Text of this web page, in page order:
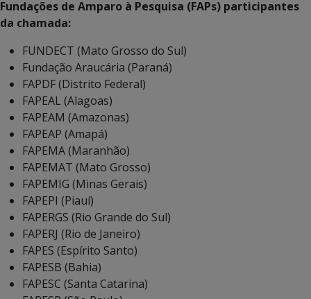
Fundações de Amparo à Pesquisa (FAPs) participantes
da chamada:
FUNDECT (Mato Grosso do Sul)
Fundação Araucária (Paraná)
FAPDF (Distrito Federal)
FAPEAL (Alagoas)
FAPEAM (Amazonas)
FAPEAP (Amapá)
FAPEMA (Maranhão)
FAPEMAT (Mato Grosso)
FAPEMIG (Minas Gerais)
FAPEPI (Piauí)
FAPERGS (Rio Grande do Sul)
FAPERJ (Rio de Janeiro)
FAPES (Espírito Santo)
FAPESB (Bahia)
FAPESC (Santa Catarina)